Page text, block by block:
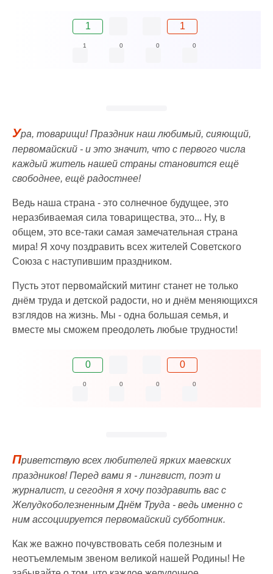
1 1
1 0 0 0
Ура, товарищи! Праздник наш любимый, сияющий,
первомайский - и это значит, что с первого числа
каждый житель нашей страны становится ещё
свободнее, ещё радостнее!
Ведь наша страна - это солнечное будущее, это
неразбиваемая сила товарищества, это... Ну, в
общем, это все-таки самая замечательная страна
мира! Я хочу поздравить всех жителей Советского
Союза с наступившим праздником.
Пусть этот первомайский митинг станет не только
днём труда и детской радости, но и днём меняющихся
взглядов на жизнь. Мы - одна большая семья, и
вместе мы сможем преодолеть любые трудности!
0 0
0 0 0 0
Приветствую всех любителей ярких маевских
праздников! Перед вами я - лингвист, поэт и
журналист, и сегодня я хочу поздравить вас с
Желудкоболезненным Днём Труда - ведь именно с
ним ассоциируется первомайский субботник.
Как же важно почувствовать себя полезным и
неотъемлемым звеном великой нашей Родины! Не